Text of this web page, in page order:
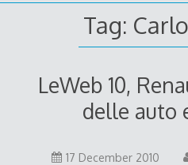
Tag:
LeWeb 10,
delle auto
17 December 2010